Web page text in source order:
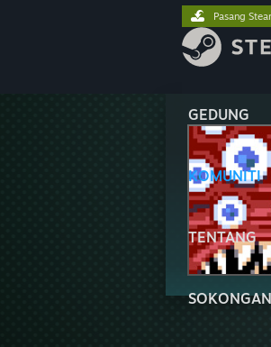
GEDUNG
KOMUNITI
TENTANG
SOKONGAN
Pasang